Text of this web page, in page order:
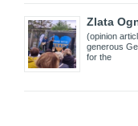
Zlata
(opinion
generous
for the